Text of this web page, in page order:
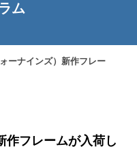
ム
ーナインズ）新作フレー
作フレームが入荷し